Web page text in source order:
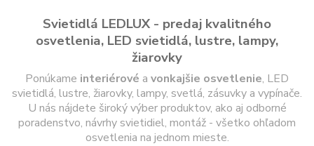
Svietidlá LEDLUX - predaj kvalitného
osvetlenia, LED svietidlá, lustre, lampy,
žiarovky
Ponúkame interiérové a vonkajšie osvetlenie, LED
svietidlá, lustre, žiarovky, lampy, svetlá, zásuvky a vypínače.
U nás nájdete široký výber produktov, ako aj odborné
poradenstvo, návrhy svietidiel, montáž - všetko ohľadom
osvetlenia na jednom mieste.